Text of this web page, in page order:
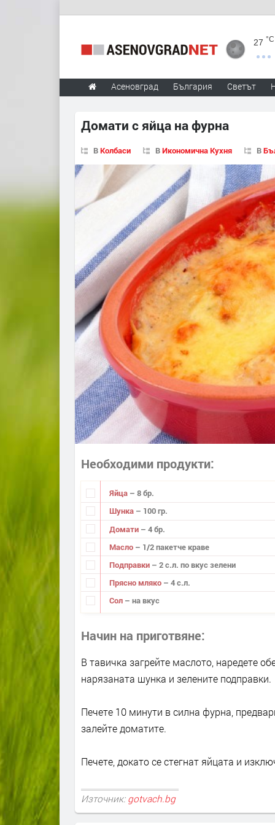
27 °C
Асеновград България Светът
Домати с яйца на фурна
ВКолбаси ВИкономична Кухня В
Необходими продукти
Яйца – 8 бр.
Шунка – 100 гр.
Домати – 4 бр.
Масло – 1/2 пакетче краве
Подправки – 2 с.л. по вкус зелени
Прясно мляко – 4 с.л.
Сол – на вкус
Начин на приготвяне
В тавичка загрейте маслото, наредете
нарязаната шунка и зелените подправки.
Печете 10 минути в силна фурна,
залейте доматите.
Печете, докато се стегнат яйцата и
Източник: gotvach.bg